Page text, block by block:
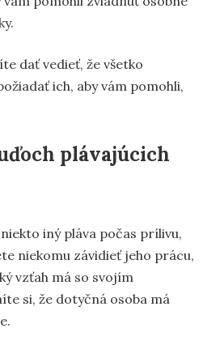
dať vedieť, že všetko
ich, aby vám pomohli,
plávajúcich
iný pláva počas prílivu,
niekomu závidieť jeho prácu,
vzťah má so svojím
si, že dotyčná osoba má